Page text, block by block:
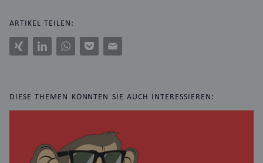
ARTIKEL TEILEN:
Xing LinkedInWhatsAppPocketE-
Mail
DIESE THEMEN KÖNNTEN SIE AUCH INTERESSIEREN: